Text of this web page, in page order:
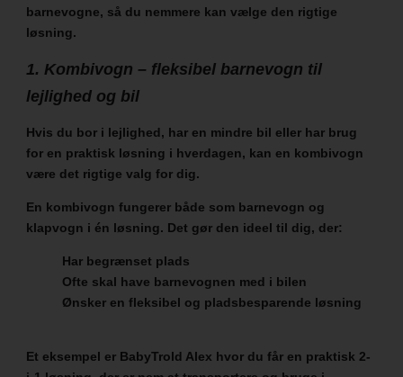
barnevogne, så du nemmere kan vælge den rigtige
løsning.
1. Kombivogn – fleksibel barnevogn til
lejlighed og bil
Hvis du bor i lejlighed, har en mindre bil eller har brug
for en praktisk løsning i hverdagen, kan en kombivogn
være det rigtige valg for dig.
En kombivogn fungerer både som barnevogn og
klapvogn i én løsning. Det gør den ideel til dig, der:
Har begrænset plads
Ofte skal have barnevognen med i bilen
Ønsker en fleksibel og pladsbesparende løsning
Et eksempel er BabyTrold Alex hvor du får en praktisk 2-